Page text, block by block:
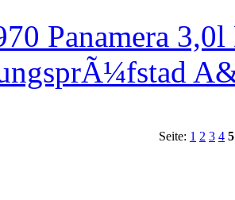
Panamera
Seite: 1 2 3 4 5